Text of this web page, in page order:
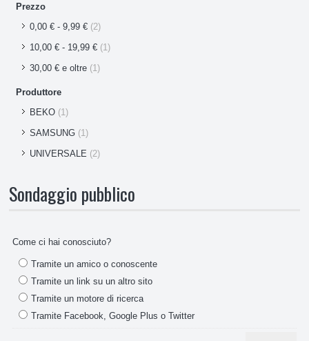
CUCINE E RISCALDAMENTO
PICCOLO ELETTRODOMESTICO, ASPIRAZIONE
Prezzo
0,00 € -9,99 € (2)
10,00 € - 19,99 € (1)
30,00 € e oltre (1)
Produttore
BEKO (1)
SAMSUNG (1)
UNIVERSALE (2)
Sondaggio pubblico
Come ci hai conosciuto?
Tramite un amico o conoscente
Tramite un link su un altro sito
Tramite un motore di ricerca
Tramite Facebook, Google Plus o Twitter